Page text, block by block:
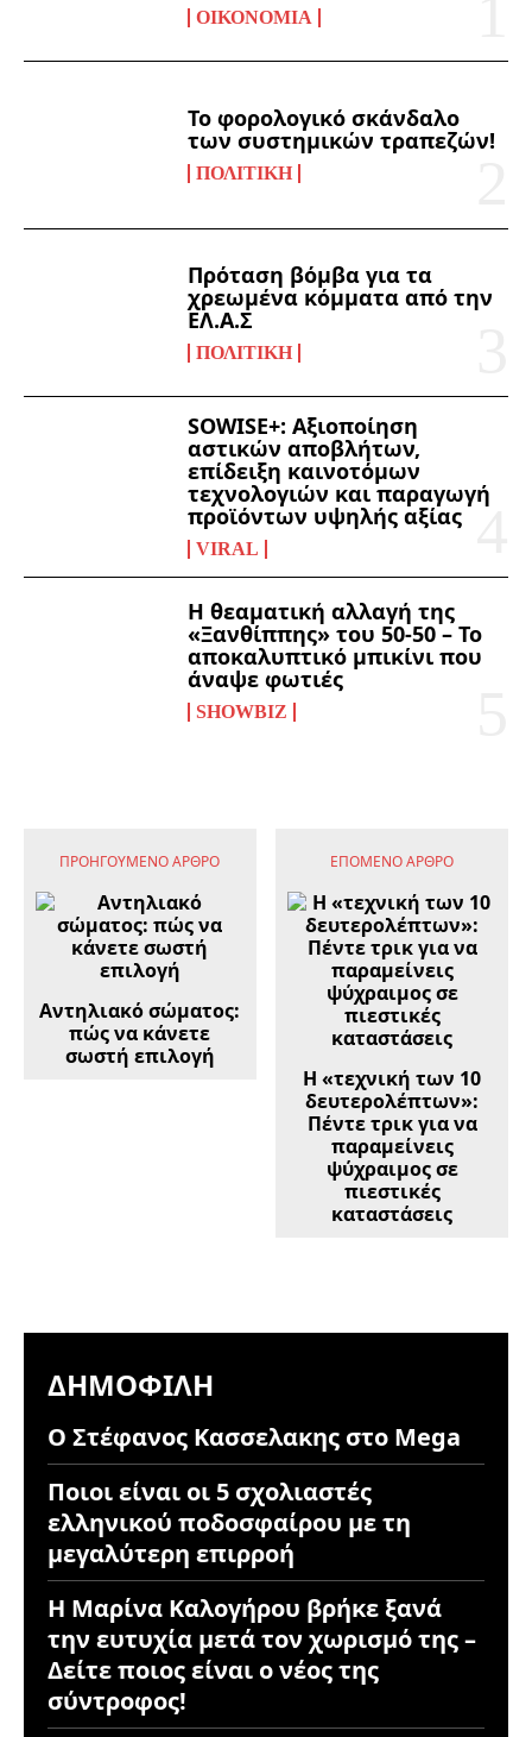
ΟΙΚΟΝΟΜΊΑ
Το φορολογικό σκάνδαλο
των συστημικών τραπεζών!
ΠΟΛΙΤΙΚΉ
Πρόταση βόμβα για τα
χρεωμένα κόμματα από την
ΕΛ.Α.Σ
ΠΟΛΙΤΙΚΉ
SOWISE+: Αξιοποίηση
αστικών αποβλήτων,
επίδειξη καινοτόμων
τεχνολογιών και παραγωγή
προϊόντων υψηλής αξίας
VIRAL
Η θεαματική αλλαγή της
«Ξανθίππης» του 50-50 – Το
αποκαλυπτικό μπικίνι που
άναψε φωτιές
SHOWBIZ
ΠΡΟΗΓΟΎΜΕΝΟ ΆΡΘΡΟ
Αντηλιακό σώματος:
πώς να κάνετε
σωστή επιλογή
ΕΠΌΜΕΝΟ ΆΡΘΡΟ
Η «τεχνική των 10
δευτερολέπτων»:
Πέντε τρικ για να
παραμείνεις
ψύχραιμος σε
πιεστικές
καταστάσεις
ΔΗΜΟΦΙΛΉ
Ο Στέφανος Κασσελακης στο Mega
Ποιοι είναι οι 5 σχολιαστές
ελληνικού ποδοσφαίρου με τη
μεγαλύτερη επιρροή
Η Μαρίνα Καλογήρου βρήκε ξανά
την ευτυχία μετά τον χωρισμό της –
Δείτε ποιος είναι ο νέος της
σύντροφος!